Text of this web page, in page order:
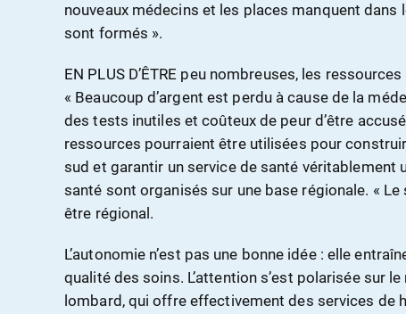
nouveaux médecins et les places manquent
sont formés ».
EN PLUS D’ÊTRE peu nombreuses, les
« Beaucoup d’argent est perdu à cause de la
des tests inutiles et coûteux de peur d’être
ressources pourraient être utilisées pour
sud et garantir un service de santé véritablement
santé sont organisés sur une base régionale. «
être régional.
L’autonomie n’est pas une bonne idée : elle
qualité des soins. L’attention s’est polarisée sur
lombard, qui offre effectivement des services de